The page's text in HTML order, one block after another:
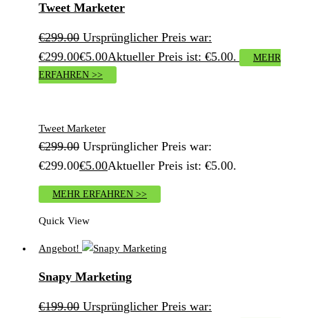
Tweet Marketer
€299.00 Ursprünglicher Preis war:
€299.00€5.00Aktueller Preis ist: €5.00.
MEHR
ERFAHREN >>
Tweet Marketer
€299.00 Ursprünglicher Preis war:
€299.00€5.00Aktueller Preis ist: €5.00.
MEHR ERFAHREN >>
Quick View
Angebot!
Snapy Marketing
€199.00 Ursprünglicher Preis war: